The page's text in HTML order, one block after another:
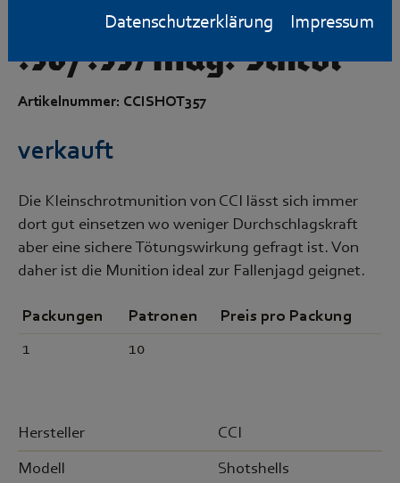
Datenschutzerklärung Impressum
.38/.357Mag. Schrot
Artikelnummer: CCISHOT357
verkauft
Die Kleinschrotmunition von CCI lässt sich immer
dort gut einsetzen wo weniger Durchschlagskraft
aber eine sichere Tötungswirkung gefragt ist. Von
daher ist die Munition ideal zur Fallenjagd geignet.
Packungen Patronen
Preis pro Packung
1
10
Hersteller CCI
Modell Shotshells